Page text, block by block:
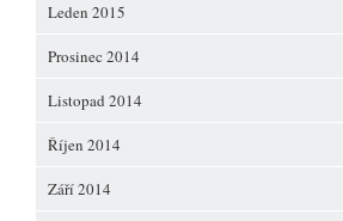
Leden 2015
Prosinec 2014
Listopad 2014
Říjen 2014
Září 2014